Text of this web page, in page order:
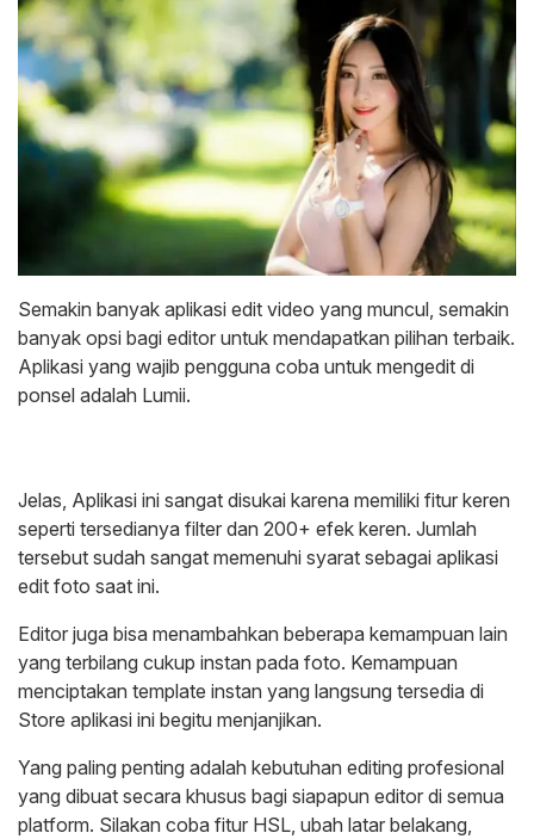
Semakin banyak aplikasi edit video yang muncul, semakin
banyak opsi bagi editor untuk mendapatkan pilihan terbaik.
Aplikasi yang wajib pengguna coba untuk mengedit di
ponsel adalah Lumii.
Jelas, Aplikasi ini sangat disukai karena memiliki fitur keren
seperti tersedianya filter dan 200+ efek keren. Jumlah
tersebut sudah sangat memenuhi syarat sebagai aplikasi
edit foto saat ini.
Editor juga bisa menambahkan beberapa kemampuan lain
yang terbilang cukup instan pada foto. Kemampuan
menciptakan template instan yang langsung tersedia di
Store aplikasi ini begitu menjanjikan.
Yang paling penting adalah kebutuhan editing profesional
yang dibuat secara khusus bagi siapapun editor di semua
platform. Silakan coba fitur HSL, ubah latar belakang,